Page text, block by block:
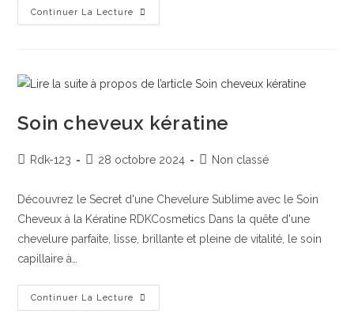
Continuer La Lecture
Soin cheveux kératine
Rdk-123 28 octobre 2024 Non classé
Découvrez le Secret d'une Chevelure Sublime avec le Soin
Cheveux à la Kératine RDKCosmetics Dans la quête d'une
chevelure parfaite, lisse, brillante et pleine de vitalité, le soin
capillaire à…
Continuer La Lecture